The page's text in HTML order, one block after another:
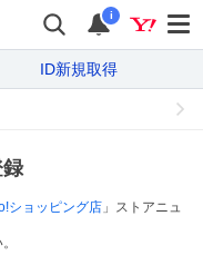
i
ID新規取得
ショッピング店 」ストアニュ